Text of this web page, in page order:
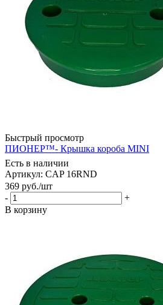
Быстрый просмотр
ПИОНЕР™- Крышка короба MINI
Есть в наличии
Артикул: CAP 16RND
369 руб./шт
-
+
В корзину